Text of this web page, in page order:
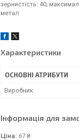
зернистість: 40;
метал
Характеристики
ОСНОВНІ АТРИБУТИ
Виробник
Інформація для
Ціна: 67 ₴